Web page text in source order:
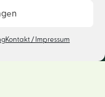
Kontakt / Impressum